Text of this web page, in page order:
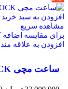
سبد خرید
اضافه کنید
علاقه مندی